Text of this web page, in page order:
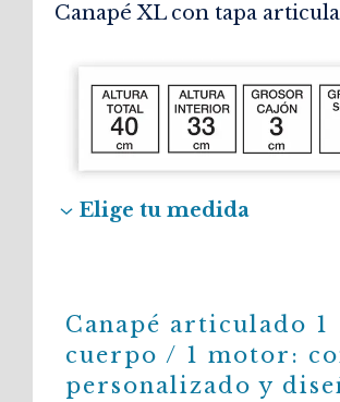
Canapé XL con tapa
Elige tu medida
Canapé articulado 1
cuerpo / 1 motor:
personalizado y